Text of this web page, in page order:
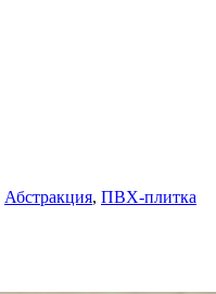
Абстракция, ПВХ-плитка